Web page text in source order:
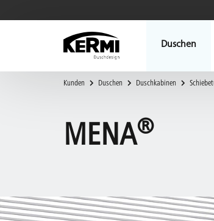
Duschen
Kunden Duschen Duschkabinen
MENA®